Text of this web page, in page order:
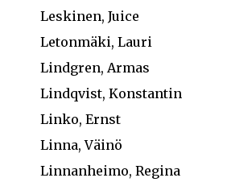
Leskinen, Juice
Letonmäki, Lauri
Lindgren, Armas
Lindqvist, Konstantin
Linko, Ernst
Linna, Väinö
Linnanheimo, Regina